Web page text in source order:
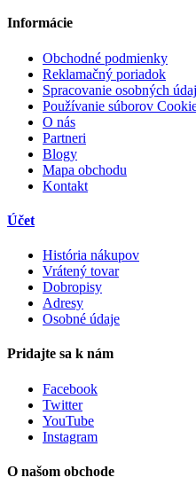
Informácie
Obchodné podmienky
Reklamačný poriadok
Spracovanie osobných
Používanie súborov
O nás
Partneri
Blogy
Mapa obchodu
Kontakt
Účet
História nákupov
Vrátený tovar
Dobropisy
Adresy
Osobné údaje
Pridajte sa k nám
Facebook
Twitter
YouTube
Instagram
O našom obchode